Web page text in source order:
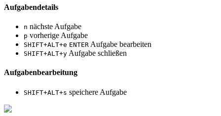
Aufgabendetails
n nächste Aufgabe
p vorherige Aufgabe
SHIFT+ALT+e ENTER Aufgabe bearbeiten
SHIFT+ALT+y Aufgabe schließen
Aufgabenbearbeitung
SHIFT+ALT+s speichere Aufgabe